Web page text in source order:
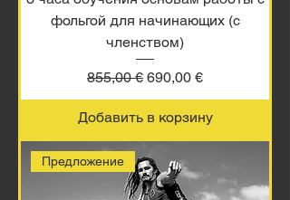
фольгой для начинающих (с
членством)
Обычная цена
855,00 € Цена со скидкой
690,00 €
Добавить в корзину
Предложение